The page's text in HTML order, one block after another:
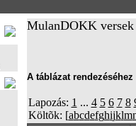
MulanDOKK versek
A táblázat
Lapozás: 1 ... 4 5 6 7 8
Költõk: [abcdefghijklm